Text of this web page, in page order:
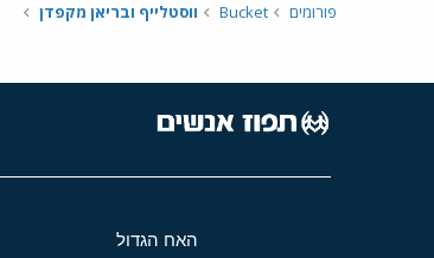
פורומים Bucket ווסטלייף ובריאן מקפדן
האח הגדול